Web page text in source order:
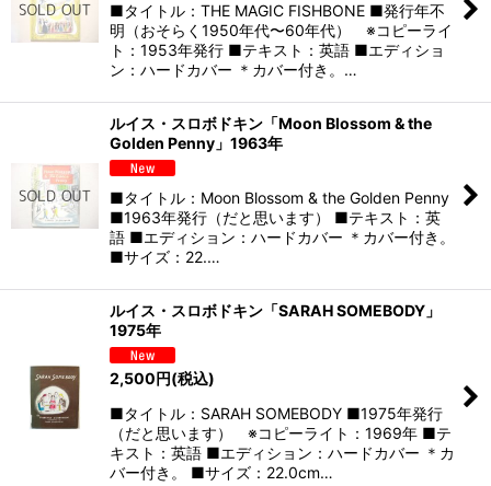
■タイトル：THE MAGIC FISHBONE ■発行年不
明（おそらく1950年代〜60年代） ※コピーライ
ト：1953年発行 ■テキスト：英語 ■エディショ
ン：ハードカバー ＊カバー付き。…
ルイス・スロボドキン「Moon Blossom & the
Golden Penny」1963年
■タイトル：Moon Blossom & the Golden Penny
■1963年発行（だと思います） ■テキスト：英
語 ■エディション：ハードカバー ＊カバー付き。
■サイズ：22.…
ルイス・スロボドキン「SARAH SOMEBODY」
1975年
2,500円(税込)
■タイトル：SARAH SOMEBODY ■1975年発行
（だと思います） ※コピーライト：1969年 ■テ
キスト：英語 ■エディション：ハードカバー ＊カ
バー付き。 ■サイズ：22.0cm…